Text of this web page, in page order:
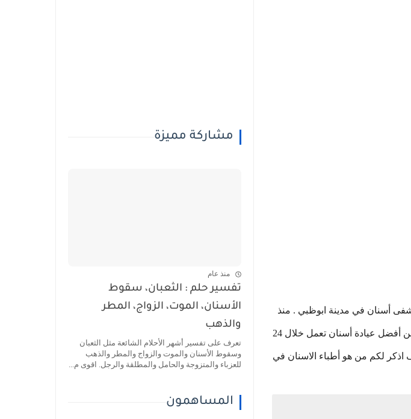
أسنان في مدينة ابوظبي . منذ
فترة وجيزة شعرت بألم في إحدى أسناني ، ثم ذهبت إلى محرك بحث جوجل. كنت أبحث عن أفضل عيادة أسنان تعمل خلال 24
لكم من هو أطباء الاسنان في
مشاركة مميزة
منذ عام
تفسير حلم : الثعبان، سقوط
الأسنان، الموت، الزواج، المطر
والذهب
تعرف على تفسير أشهر الأحلام الشائعة مثل الثعبان
وسقوط الأسنان والموت والزواج والمطر والذهب
للعزباء والمتزوجة والحامل والمطلقة والرجل. اقوى م...
المساهمون